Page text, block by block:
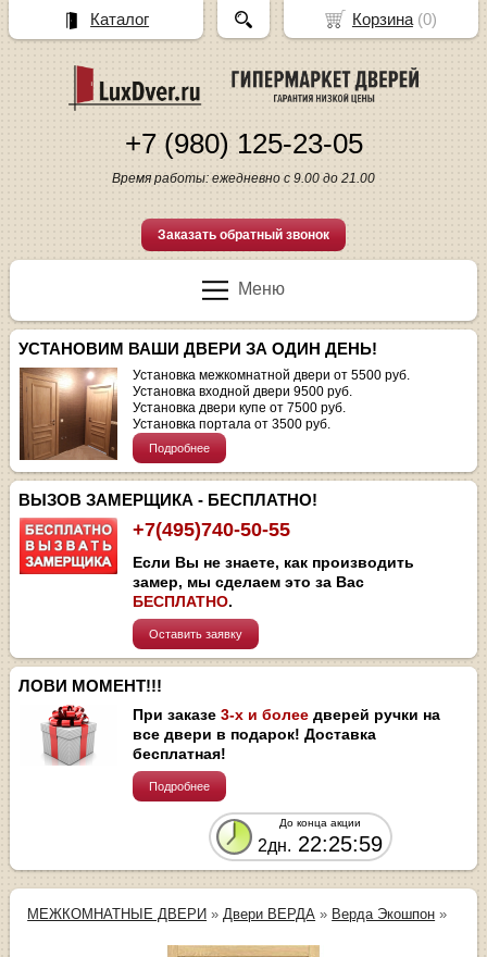
+7 (980) 125-23-05
Время работы: ежедневно с 9.00 до 21.00
Заказать обратный звонок
Меню
УСТАНОВИМ ВАШИ ДВЕРИ ЗА ОДИН ДЕНЬ!
Установка межкомнатной двери от 5500 руб.
Установка входной двери 9500 руб.
Установка двери купе от 7500 руб.
Установка портала от 3500 руб.
Подробнее
ВЫЗОВ ЗАМЕРЩИКА - БЕСПЛАТНО!
+7(495)740-50-55
Если Вы не знаете, как производить
замер, мы сделаем это за Вас
БЕСПЛАТНО.
Оставить заявку
ЛОВИ МОМЕНТ!!!
При заказе3-х и более дверей ручки на
все двери в подарок! Доставка
бесплатная!
Подробнее
До конца акции
2дн. 22:25:59
МЕЖКОМНАТНЫЕ ДВЕРИ » Двери ВЕРДА » Верда Экошпон »
Корзина(0)
Каталог